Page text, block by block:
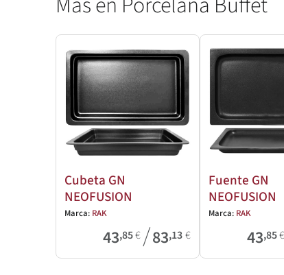
Cubeta GN
NEOFUSION
Marca: RAK
43,85€/83,13€
Fuente GN
NEOFUSION
Marca: RAK
43,85€